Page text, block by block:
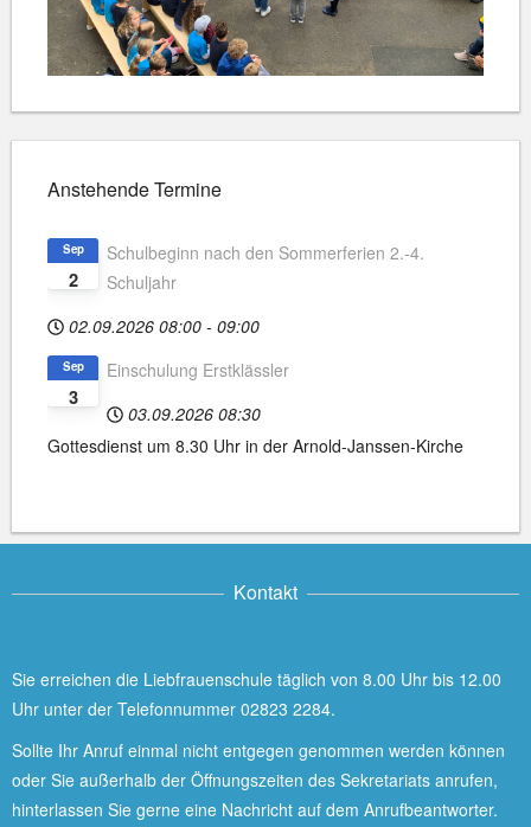
Anstehende Termine
2
Sep
Schulbeginn nach den Sommerferien 2.-4.
Schuljahr
02.09.2026 08:00 - 09:00
3
Sep
Einschulung Erstklässler
03.09.2026 08:30
Gottesdienst um 8.30 Uhr in der Arnold-Janssen-Kirche
Kontakt
Sie erreichen die Liebfrauenschule täglich von 8.00 Uhr bis 12.00
Uhr unter der Telefonnummer 02823 2284.
Sollte Ihr Anruf einmal nicht entgegen genommen werden können
oder Sie außerhalb der Öffnungszeiten des Sekretariats anrufen,
hinterlassen Sie gerne eine Nachricht auf dem Anrufbeantworter.